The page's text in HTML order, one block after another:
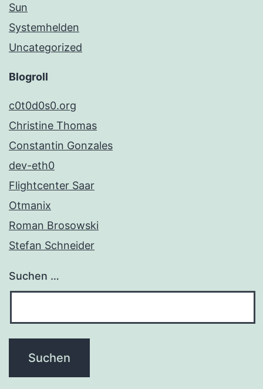
Sun
Systemhelden
Uncategorized
Blogroll
c0t0d0s0.org
Christine Thomas
Constantin Gonzales
dev-eth0
Flightcenter Saar
Otmanix
Roman Brosowski
Stefan Schneider
Suchen …